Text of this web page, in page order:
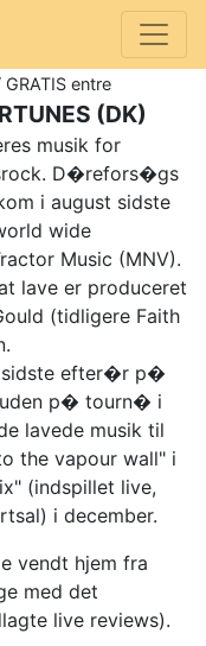
entre
(DK)
musik for
D�refors�gs
i august sidste
wide
Music (MNV).
lave er produceret
(tidligere Faith
efter�r p�
p� tourn� i
lavede musik til
the vapour wall" i
(indspillet live,
i december.
vendt hjem fra
med det
live reviews).